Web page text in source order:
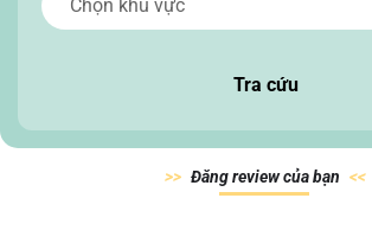
Tra cứu
Đăng review củabạn